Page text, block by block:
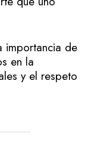
importancia de
en la
y el respeto